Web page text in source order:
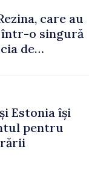
care au
într-o singură
de
Estonia își
pentru